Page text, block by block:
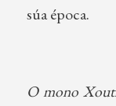
súa época.
O mono